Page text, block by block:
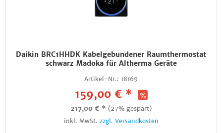
Daikin BRC1HHDK Kabelgebundener Raumthermostat
schwarz Madoka für Altherma Geräte
Artikel-Nr.: 18169
159,00 € *
217,00 € * (27% gespart)
inkl. MwSt. zzgl. Versandkosten